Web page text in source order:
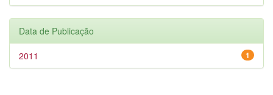
Data de Publicação
1
2011